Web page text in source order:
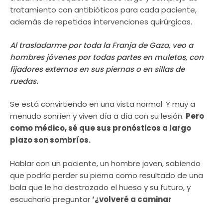
tratamiento con antibióticos para cada paciente,
además de repetidas intervenciones quirúrgicas.
Al trasladarme por toda la Franja de Gaza, veo a
hombres jóvenes por todas partes en muletas, con
fijadores externos en sus piernas o en sillas de
ruedas.
Se está convirtiendo en una vista normal. Y muy a
menudo sonríen y viven día a día con su lesión. Pero
como médico, sé que sus pronósticos a largo
plazo son sombríos.
Hablar con un paciente, un hombre joven, sabiendo
que podría perder su pierna como resultado de una
bala que le ha destrozado el hueso y su futuro, y
escucharlo preguntar‘¿volveré a caminar